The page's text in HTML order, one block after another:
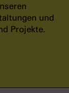
und
Projekte.